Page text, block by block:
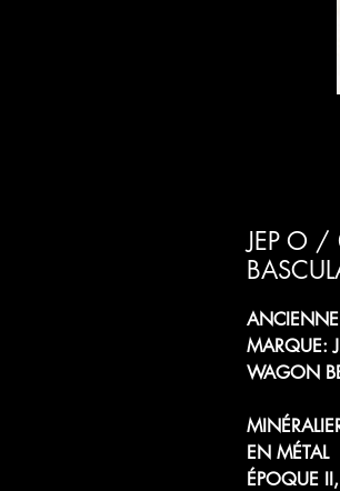
JEP O
MARQUE:
WAGON
EN MÉTAL
ÉPOQUE